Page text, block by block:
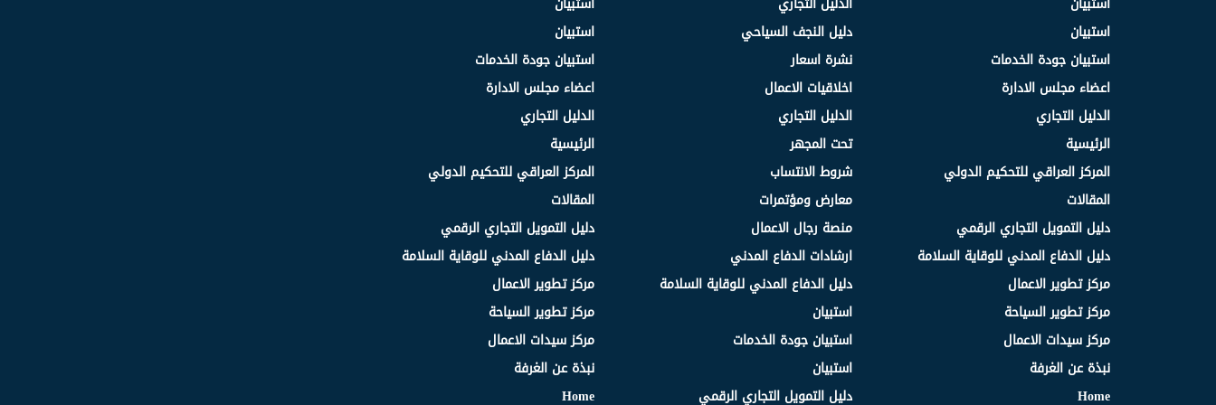
استبيان
استبيان جودة الخدمات
اعضاء مجلس الادارة
الدليل التجاري
الرئيسية
المركز العراقي للتحكيم الدولي
المقالات
دليل التمويل التجاري الرقمي
دليل الدفاع المدني للوقاية السلامة
مركز تطوير الاعمال
مركز تطوير السياحة
مركز سيدات الاعمال
نبذة عن الغرفة
Home
دليل النجف السياحي
نشرة اسعار
اخلاقيات الاعمال
الدليل التجاري
تحت المجهر
شروط الانتساب
معارض ومؤتمرات
منصة رجال الاعمال
ارشادات الدفاع المدني
دليل الدفاع المدني للوقاية السلامة
استبيان
استبيان جودة الخدمات
استبيان
دليل التمويل التجاري الرقمي
استبيان
استبيان جودة الخدمات
اعضاء مجلس الادارة
الدليل التجاري
الرئيسية
المركز العراقي للتحكيم الدولي
المقالات
دليل التمويل التجاري الرقمي
دليل الدفاع المدني للوقاية السلامة
مركز تطوير الاعمال
مركز تطوير السياحة
مركز سيدات الاعمال
نبذة عن الغرفة
Home